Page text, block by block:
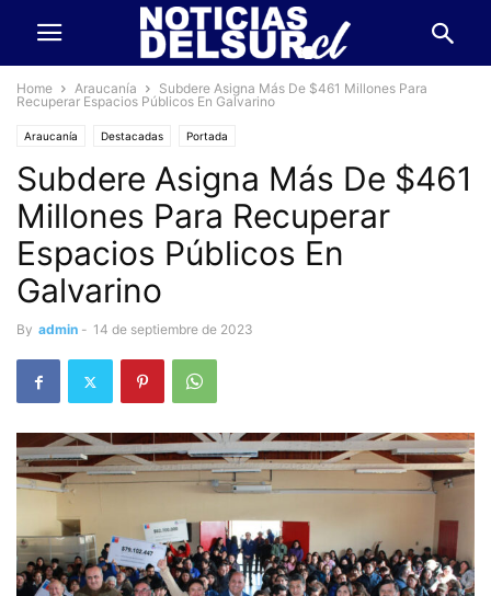
Home Araucanía
Subdere Asigna Más De $461 Millones Para
Recuperar Espacios Públicos En Galvarino
Araucanía Destacadas Portada
Subdere Asigna Más De $461
Millones Para Recuperar
Espacios Públicos En
Galvarino
By admin - 14 de septiembre de 2023